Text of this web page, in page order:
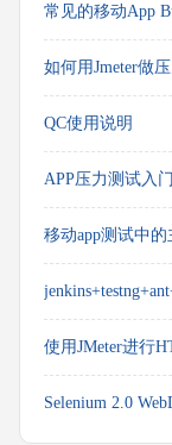
常见的移动App
如何用Jmeter做
QC使用说明
APP压力测试入
移动app测试中的
使用JMeter进行
Selenium 2.0